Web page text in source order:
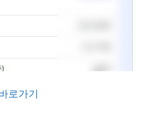
로가기